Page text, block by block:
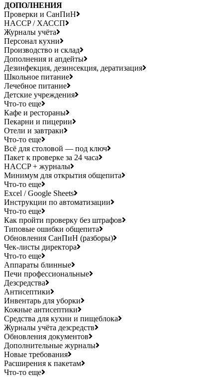
ДОПОЛНЕНИЯ
Проверки и СанПиН
HACCP / ХАССП
Журналы учёта
Персонал кухни
Производство и склад
Дополнения и апдейты
Дезинфекция, дезинсекция, дератизация
Школьное питание
Лечебное питание
Детские учреждения
Что-то еще
Кафе и рестораны
Пекарни и пицерии
Отели и завтраки
Что-то еще
Всё для столовой — под ключ
Пакет к проверке за 24 часа
HACCP + журналы
Минимум для открытия общепита
Что-то еще
Excel / Google Sheets
Инструкции по автоматизации
Что-то еще
Как пройти проверку без штрафов
Типовые ошибки общепита
Обновления СанПиН (разборы)
Чек-листы директора
Что-то еще
Аппараты блинные
Печи профессиональные
Дезсредства
Антисептики
Инвентарь для уборки
Кожные антисептики
Средства для кухни и пищеблока
Журналы учёта дезсредств
Обновления документов
Дополнительные журналы
Новые требования
Расширения к пакетам
Что-то еще